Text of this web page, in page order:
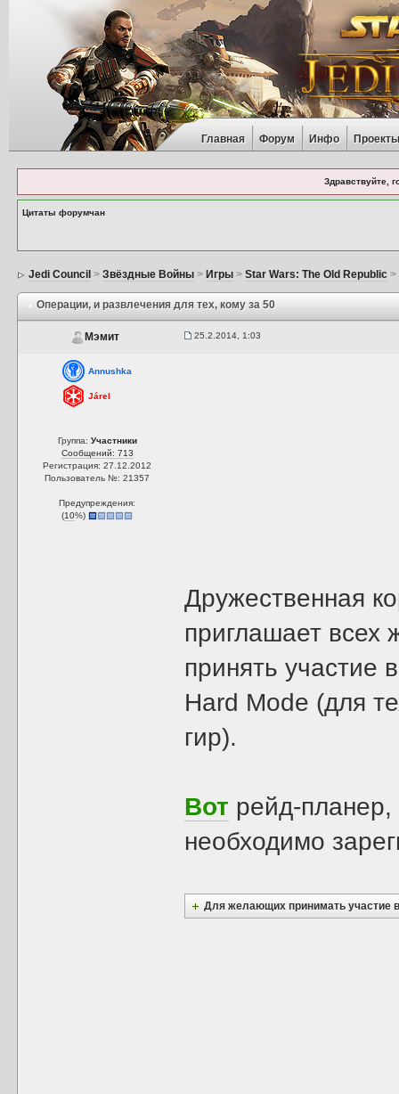
Главная Форум Инфо
Здравствуйте,
Цитаты форумчан
Jedi Council >Звёздные Войны > Игры >Star Wars: The Old Republic >
Операции, и развлечения для тех, кому за 50
Мэмит 25.2.2014, 1:03
Annushka
Járel
Группа: Участники
Сообщений: 713
Регистрация: 27.12.2012
Пользователь №: 21357
Предупреждения:
(10%)
Дружественная
приглашает всех
принять участие
Hard Mode (для
гир).
Вот рейд-
необходимо
Для желающих принимать участие